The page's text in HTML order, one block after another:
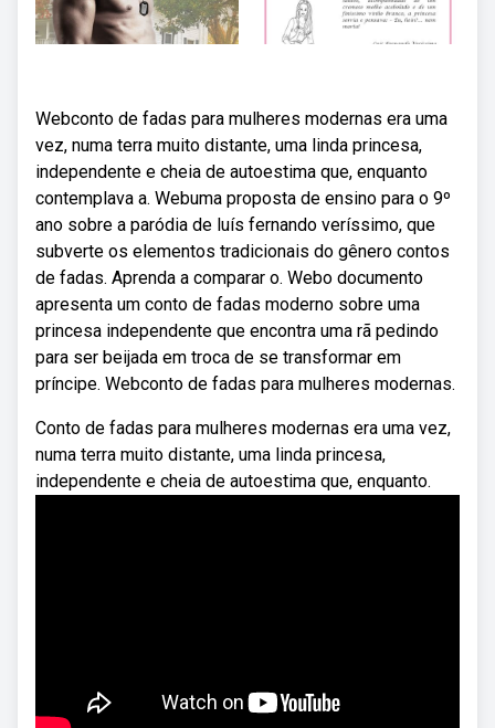
Webconto de fadas para mulheres modernas era uma
vez, numa terra muito distante, uma linda princesa,
independente e cheia de autoestima que, enquanto
contemplava a. Webuma proposta de ensino para o 9º
ano sobre a paródia de luís fernando veríssimo, que
subverte os elementos tradicionais do gênero contos
de fadas. Aprenda a comparar o. Webo documento
apresenta um conto de fadas moderno sobre uma
princesa independente que encontra uma rã pedindo
para ser beijada em troca de se transformar em
príncipe. Webconto de fadas para mulheres modernas.
Conto de fadas para mulheres modernas era uma vez,
numa terra muito distante, uma linda princesa,
independente e cheia de autoestima que, enquanto.